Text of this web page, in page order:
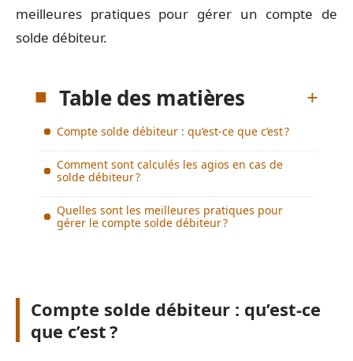
meilleures pratiques pour gérer un compte de
solde débiteur.
Table des matières
Compte solde débiteur : qu’est-ce que c’est ?
Comment sont calculés les agios en cas de
solde débiteur ?
Quelles sont les meilleures pratiques pour
gérer le compte solde débiteur ?
Compte solde débiteur : qu’est-ce
que c’est ?